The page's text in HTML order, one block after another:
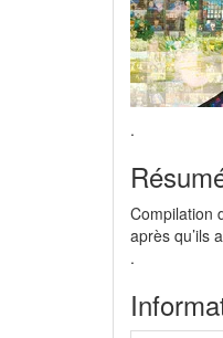
.
Compilation
après qu’ils
.